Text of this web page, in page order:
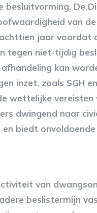
De
van
jaar voordat
tegen niet-tijdig
kan
inzet, zoals SGH
wettelijke vereisten
dwingend naar
biedt onvoldoende
van
beslistermijn